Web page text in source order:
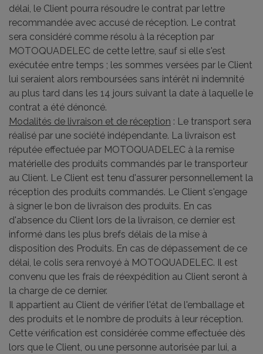
délai, le Client pourra résoudre le contrat par lettre
recommandée avec accusé de réception. Le contrat
sera considéré comme résolu à la réception par
MOTOQUADELEC de cette lettre, sauf si elle s'est
exécutée entre temps ; les sommes versées par le Client
lui seraient alors remboursées sans intérêt ni indemnité
au plus tard dans les 14 jours suivant la date à laquelle le
contrat a été dénoncé.
Modalités de livraison et de réception : Le transport sera
réalisé par une société indépendante. La livraison est
réputée effectuée par MOTOQUADELEC à la remise
matérielle des produits commandés par le transporteur
au Client. Le Client est tenu d'assurer personnellement la
réception des produits commandés. Le Client s'engage
à signer le bon de livraison des produits. En cas
d'absence du Client lors de la livraison, ce dernier est
informé dans les plus brefs délais de la mise à
disposition des Produits. En cas de dépassement de ce
délai, le colis sera renvoyé à MOTOQUADELEC. Il est
convenu que les frais de réexpédition au Client seront à
la charge de ce dernier.
Il appartient au Client de vérifier l'état de l'emballage et
des produits et le nombre de produits à leur réception.
Cette vérification est considérée comme effectuée dès
lors que le Client, ou une personne autorisée par lui, a